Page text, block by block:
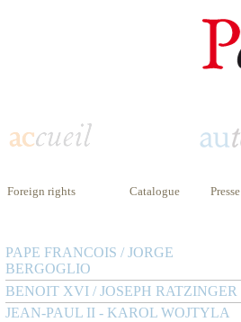
Foreign rights Catalogue Presse
PAPE FRANCOIS / JORGE
BERGOGLIO
BENOIT XVI / JOSEPH RATZINGER
JEAN-PAUL II - KAROL WOJTYLA